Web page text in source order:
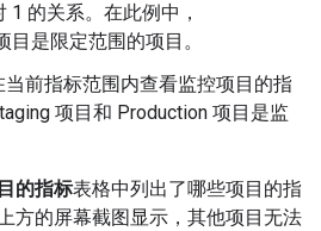
1 的关系。在此例中，
目是限定范围的项目。
当前指标范围内查看监控项目的指
项目和 Production 项目是监
的指标表格中列出了哪些项目的指
方的屏幕截图显示，其他项目无法